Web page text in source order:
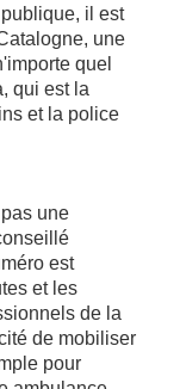
il est
une
quel
qui est la
et la police
une
est
et les
de la
de mobiliser
pour